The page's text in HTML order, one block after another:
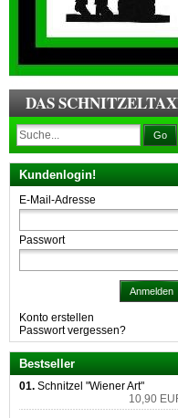
DAS
Go
Kundenlogin!
E-Mail-Adresse
Passwort
Anmelden
Konto erstellen
Passwort vergessen?
Bestseller
01. Schnitzel "Wiener Art"
10,90